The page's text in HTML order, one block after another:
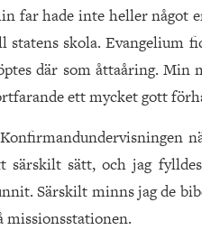
far hade inte heller något
statens skola. Evangelium
där som åttaåring. Min
ett mycket gott
särskilt sätt, och jag
Särskilt minns jag de
missionsstationen.